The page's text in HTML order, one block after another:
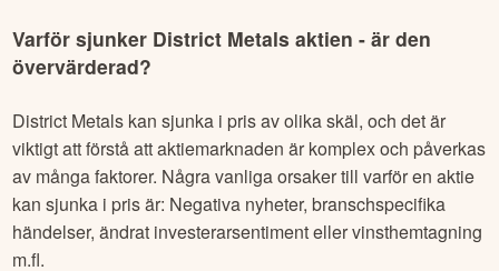
Varför sjunker District Metals aktien - är den
övervärderad?
District Metals kan sjunka i pris av olika skäl, och det är
viktigt att förstå att aktiemarknaden är komplex och påverkas
av många faktorer. Några vanliga orsaker till varför en aktie
kan sjunka i pris är: Negativa nyheter, branschspecifika
händelser, ändrat investerarsentiment eller vinsthemtagning
m.fl.